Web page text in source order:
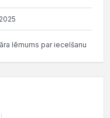
lēmums par iecelšanu